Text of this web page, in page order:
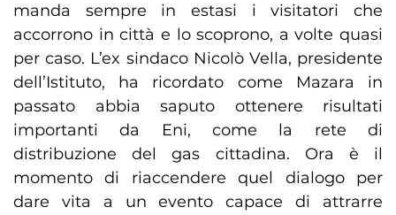
manda sempre in estasi i visitatori che
accorrono in città e lo scoprono, a volte quasi
per caso. L’ex sindaco Nicolò Vella, presidente
dell’Istituto, ha ricordato come Mazara in
passato abbia saputo ottenere risultati
importanti da Eni, come la rete di
distribuzione del gas cittadina. Ora è il
momento di riaccendere quel dialogo per
dare vita a un evento capace di attrarre